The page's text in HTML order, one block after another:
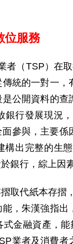
位服務
者（TSP）在
統的一對一
公開資料的查
銀行發展現況，
參與，主要
構出完整的生
銀行，綜上因
取代紙本存摺
能，朱漢強指出
式金融資產 ，能
業者及消費者